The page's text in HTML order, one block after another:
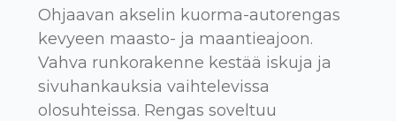
Ohjaavan akselin kuorma-autorengas
kevyeen maasto- ja maantieajoon.
Vahva runkorakenne kestää iskuja ja
sivuhankauksia vaihtelevissa
olosuhteissa. Rengas soveltuu